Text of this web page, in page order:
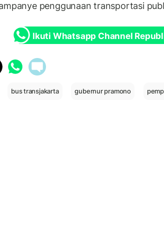
penggunaan transportasi
Ikuti Whatsapp Channel
bus transjakarta gubernur pramono